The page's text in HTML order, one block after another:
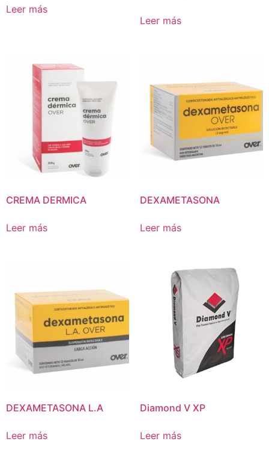
Leer más
Leer más
CREMA DERMICA
Leer más
DEXAMETASONA
Leer más
DEXAMETASONA L.A
Leer más
Diamond V XP
Leer más